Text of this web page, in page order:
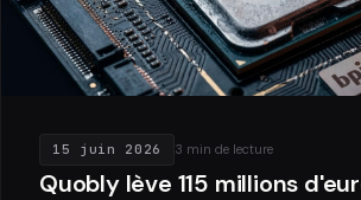
15 juin 2026 3 min de lecture
Quobly lève 115 millions